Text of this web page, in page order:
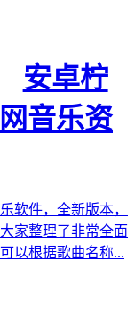
安卓柠
音乐资
软件，全新版本，
家整理了非常全面
以根据歌曲名称...